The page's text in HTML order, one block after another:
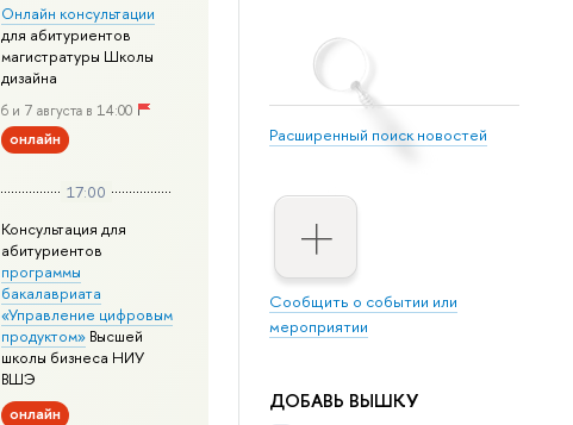
Расширенный поиск новостей
Сообщить о событии или
мероприятии
ДОБАВЬ ВЫШКУ
Онлайн консультации
для абитуриентов
магистратуры Школы
дизайна
6 и 7 августа в 14:00
онлайн
17:00
Консультация для
абитуриентов
программы
бакалавриата
«Управление цифровым
продуктом»Высшей
школы бизнеса НИУ
ВШЭ
онлайн